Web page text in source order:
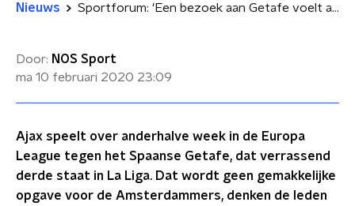
Nieuws Sportforum: 'Een bezoek aan Getafe voelt als naar de tandarts gaan'
Door: NOS Sport
ma 10 februari 2020 23:09
Ajax speelt over anderhalve week in de Europa
League tegen het Spaanse Getafe, dat verrassend
derde staat in La Liga. Dat wordt geen gemakkelijke
opgave voor de Amsterdammers, denken de leden